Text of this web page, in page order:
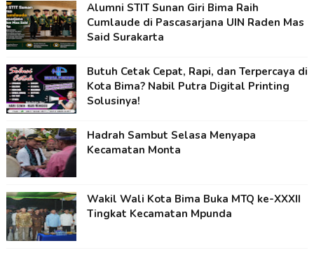
Alumni STIT Sunan Giri Bima Raih
Cumlaude di Pascasarjana UIN Raden Mas
Said Surakarta
Butuh Cetak Cepat, Rapi, dan Terpercaya di
Kota Bima? Nabil Putra Digital Printing
Solusinya!
Hadrah Sambut Selasa Menyapa
Kecamatan Monta
Wakil Wali Kota Bima Buka MTQ ke-XXXII
Tingkat Kecamatan Mpunda